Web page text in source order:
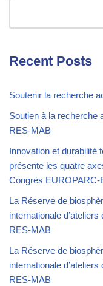
Recent Posts
Soutenir la recherche
Soutien à la recherche
RES-MAB
Innovation et durabilité
présente les quatre
Congrès EUROPARC-
La Réserve de
internationale
RES-MAB
La Réserve de
internationale
RES-MAB